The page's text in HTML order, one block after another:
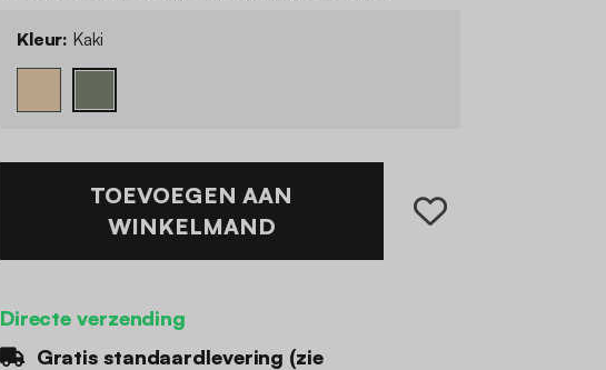
Kleur: Kaki
TOEVOEGEN AAN
WINKELMAND
Directe verzending
Gratis standaardlevering (zie